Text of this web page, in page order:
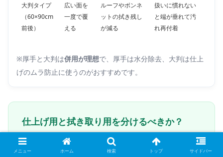
大判タイプ
（60×90cm
前後）
広い面を
一度で覆
える
ルーフやボンネ
ットの拭き残し
が減る
扱いに慣れない
と端が垂れて汚
れ再付着
※厚手と大判は併用が理想で、厚手は水分除去、大判は仕上
げのムラ防止に使うのがおすすめです。
仕上げ用と拭き取り用を分けるべきか？
初心者がよくやる失敗が、
同じクロスで洗浄・拭き上
メニュー ホーム 検索 トップ サイドバー